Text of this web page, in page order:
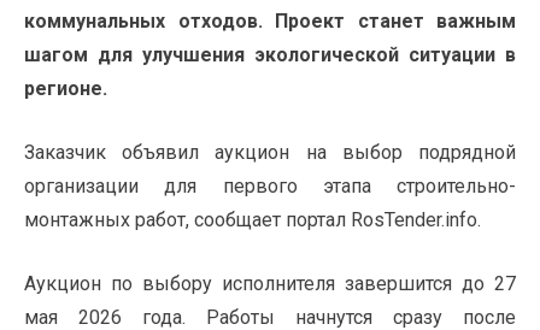
коммунальных отходов. Проект станет важным
шагом для улучшения экологической ситуации в
регионе.
Заказчик объявил аукцион на выбор подрядной
организации для первого этапа строительно-
монтажных работ, сообщает портал RosTender.info.
Аукцион по выбору исполнителя завершится до 27
мая 2026 года. Работы начнутся сразу после